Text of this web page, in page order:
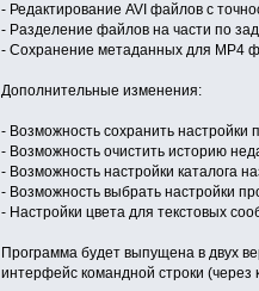
- Редактирование AVI файлов с
- Разделение файлов на части по
- Сохранение метаданных для MP4
Дополнительные изменения:
- Возможность сохранить
- Возможность очистить историю
- Возможность настройки каталога
- Возможность выбрать настройки
- Настройки цвета для текстовых
Программа будет выпущена в двух
интерфейс командной строки (через